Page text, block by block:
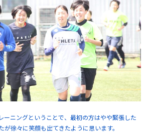
ーニングということで、最初の方はやや緊張した
が徐々に笑顔も出てきたように思います。